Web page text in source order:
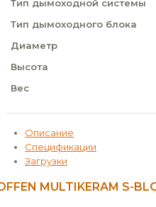
Тип дымоходной системы
Тип дымоходного блока
Диаметр
Высота
Вес
Описание
Спецификации
Загрузки
MULTIKERAM S-